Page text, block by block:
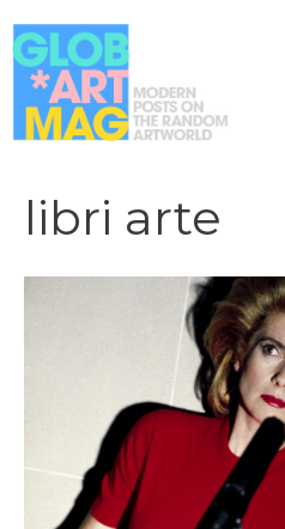
al
contenuto
libri arte